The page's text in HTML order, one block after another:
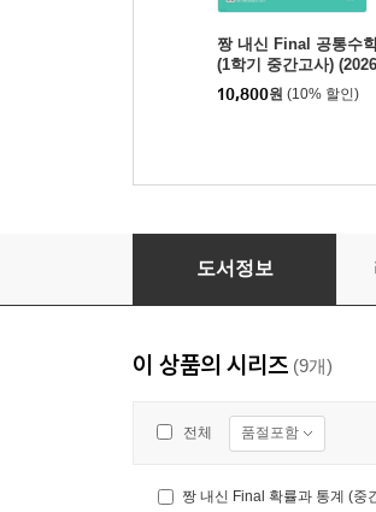
짱 내신 Final 공통수
(1학기 중간고사)
10,800원 (10% 할인)
짱 내신 Final 미적분1 (중간
도서정보
이 상품의 시리즈 (9개)
전체 품절포함
짱 내신 Final 확률과 통계 (중